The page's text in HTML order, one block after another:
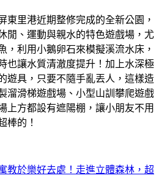
東里港近期整修完成的全新公園，
閒、運動與親水的特色遊戲場，尤
，利用小鵝卵石來模擬溪流水床，
也讓水質清澈度提升！加上水深極
遊具，只要不隨手亂丟人，這樣造
溜滑梯遊戲場、小型山訓攀爬遊戲
上方都設有遮陽棚，讓小朋友不用
棒的！
教於樂好去處！走進立體森林，超